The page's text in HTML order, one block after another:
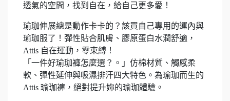
透氣的空間，找到自在，給自己更多愛！
瑜珈伸展總是動作卡卡的？該買自己專用的運內與
瑜珈服了！彈性貼合肌膚、膠原蛋白水潤舒適，
Attis 自在運動，零束縛！
「一件好瑜珈褲怎麼選？。」仿棉材質、觸感柔
軟、彈性延伸與吸濕排汗四大特色。為瑜珈而生的
Attis 瑜珈褲，絕對提升妳的瑜珈體驗。